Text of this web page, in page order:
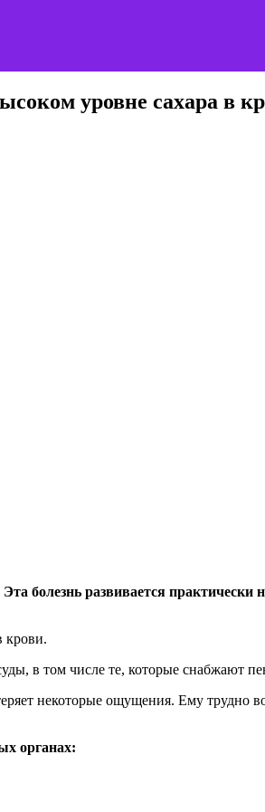
уровне сахара в
болезнь развивается практически
крови.
в том числе те, которые снабжают
некоторые ощущения. Ему трудно
органах: